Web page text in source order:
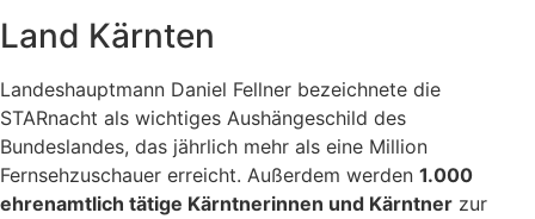
Land Kärnten
Landeshauptmann Daniel Fellner bezeichnete die
STARnacht als wichtiges Aushängeschild des
Bundeslandes, das jährlich mehr als eine Million
Fernsehzuschauer erreicht. Außerdem werden 1.000
ehrenamtlich tätige Kärntnerinnen und Kärntner zur